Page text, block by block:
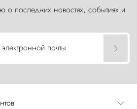
о последних новостях, событиях и
почты